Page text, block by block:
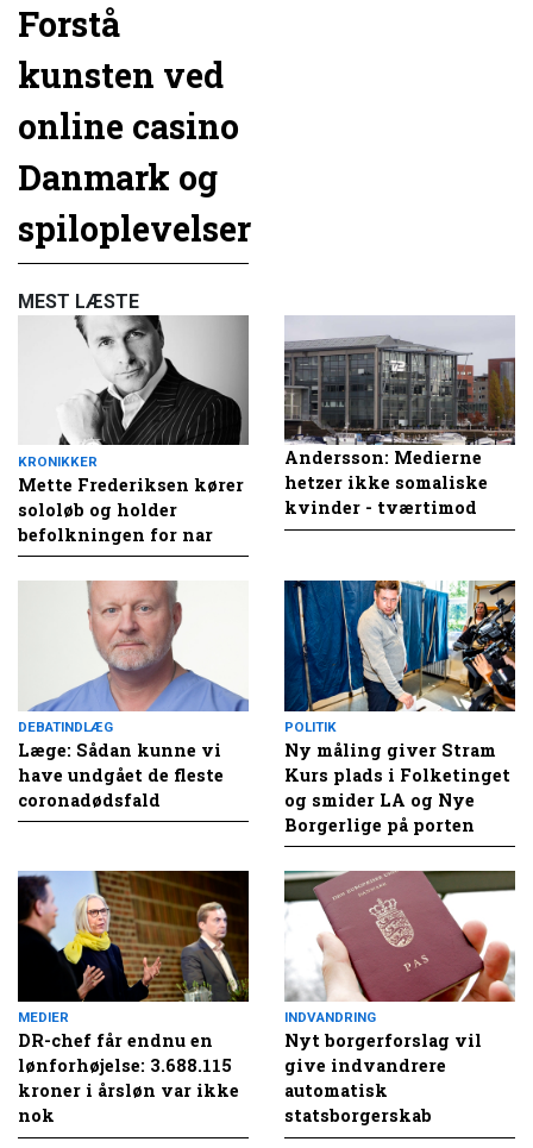
Forstå
kunsten ved
online casino
Danmark og
spiloplevelser
MEST LÆSTE
KRONIKKER
Mette Frederiksen kører
sololøb og holder
befolkningen for nar
Andersson: Medierne
hetzer ikke somaliske
kvinder - tværtimod
DEBATINDLÆG
Læge: Sådan kunne vi
have undgået de fleste
coronadødsfald
POLITIK
Ny måling giver Stram
Kurs plads i Folketinget
og smider LA og Nye
Borgerlige på porten
MEDIER
DR-chef får endnu en
lønforhøjelse: 3.688.115
kroner i årsløn var ikke
nok
INDVANDRING
Nyt borgerforslag vil
give indvandrere
automatisk
statsborgerskab